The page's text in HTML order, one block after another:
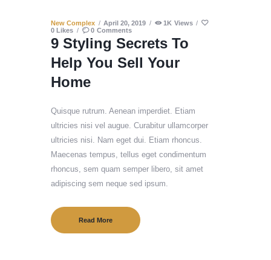
New Complex April 20, 2019 1K Views
0 Likes 0 Comments
9 Styling Secrets To
Help You Sell Your
Home
Quisque rutrum. Aenean imperdiet. Etiam
ultricies nisi vel augue. Curabitur ullamcorper
ultricies nisi. Nam eget dui. Etiam rhoncus.
Maecenas tempus, tellus eget condimentum
rhoncus, sem quam semper libero, sit amet
adipiscing sem neque sed ipsum.
Read More